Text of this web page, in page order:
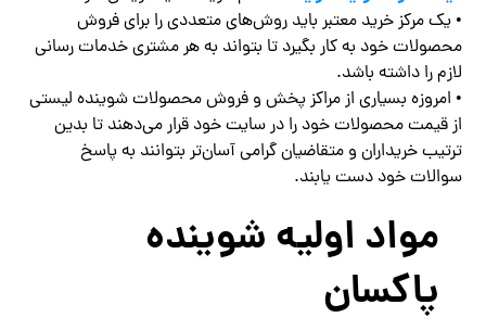
• یک مرکز خرید معتبر باید روش‌های متعددی را برای فروش
محصولات خود به کار بگیرد تا بتواند به هر مشتری خدمات رسانی
لازم را داشته باشد.
• امروزه بسیاری از مراکز پخش و فروش محصولات شوینده لیستی
از قیمت محصولات خود را در سایت خود قرار می‌دهند تا بدین
ترتیب خریداران و متقاضیان گرامی آسان‌تر بتوانند به پاسخ
سوالات خود دست یابند.
مواد اولیه شوینده
پاکسان